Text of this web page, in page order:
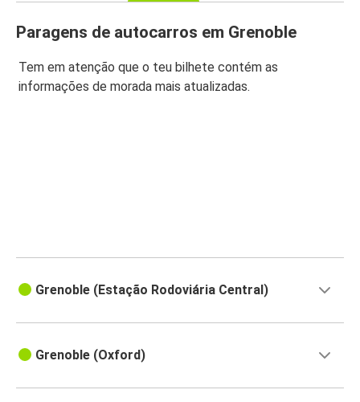
Paragens de autocarros em Grenoble
Tem em atenção que o teu bilhete contém as
informações de morada mais atualizadas.
Grenoble (Estação Rodoviária Central)
Grenoble (Oxford)